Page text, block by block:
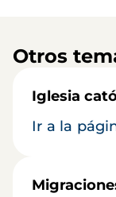
Otros
Iglesia
Ir a la